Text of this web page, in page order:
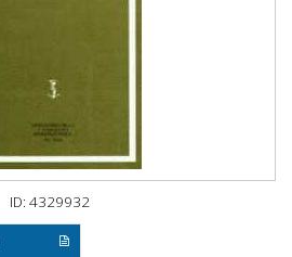
ID: 4329932